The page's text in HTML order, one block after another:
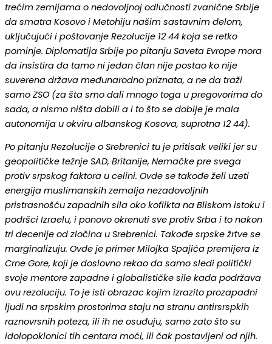
trećim zemljama o nedovoljnoj odlučnosti zvanične Srbije
da smatra Kosovo i Metohiju našim sastavnim delom,
uključujući i poštovanje Rezolucije 12 44 koja se retko
pominje. Diplomatija Srbije po pitanju Saveta Evrope mora
da insistira da tamo ni jedan član nije postao ko nije
suverena država međunarodno priznata, a ne da traži
samo ZSO (za šta smo dali mnogo toga u pregovorima do
sada, a nismo ništa dobili a i to što se dobije je mala
autonomija u okviru albanskog Kosova, suprotna 12 44).
Po pitanju Rezolucije o Srebrenici tu je pritisak veliki jer su
geopolitičke težnje SAD, Britanije, Nemačke pre svega
protiv srpskog faktora u celini. Ovde se takođe želi uzeti
energija muslimanskih zemalja nezadovoljnih
pristrasnošću zapadnih sila oko koflikta na Bliskom istoku i
podršci Izraelu, i ponovo okrenuti sve protiv Srba i to nakon
tri decenije od zločina u Srebrenici. Takođe srpske žrtve se
marginalizuju. Ovde je primer Milojka Spajića premijera iz
Crne Gore, koji je doslovno rekao da samo sledi politički
svoje mentore zapadne i globalističke sile kada podržava
ovu rezoluciju. To je isti obrazac kojim izrazito prozapadni
ljudi na srpskim prostorima staju na stranu antirsrspkih
raznovrsnih poteza, ili ih ne osuđuju, samo zato što su
idolopoklonici tih centara moći, ili čak postavljeni od njih.